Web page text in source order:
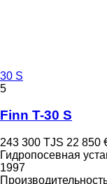
30 S
5
Finn T-30 S
243 300 TJS 22 850
Гидропосевная
1997